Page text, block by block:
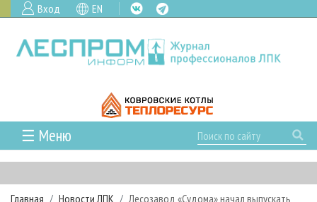
Вход EN
☰ Меню
ГЛАВНАЯ
РУБРИКИ И ТЕМЫ
Главная Новости ЛПК
Лесозавод «Судома» начал выпускать